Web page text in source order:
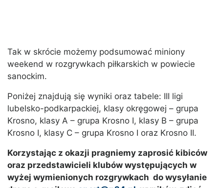
Tak w skrócie możemy podsumować miniony
weekend w rozgrywkach piłkarskich w powiecie
sanockim.
Poniżej znajdują się wyniki oraz tabele: III ligi
lubelsko-podkarpackiej, klasy okręgowej – grupa
Krosno, klasy A – grupa Krosno I, klasy B – grupa
Krosno I, klasy C – grupa Krosno I oraz Krosno II.
Korzystając z okazji pragniemy zaprosić kibiców
oraz przedstawicieli klubów występujących w
wyżej wymienionych rozgrywkach do wysyłanie